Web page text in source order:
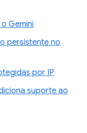
Gemini
persistente no
por IP
suporte ao